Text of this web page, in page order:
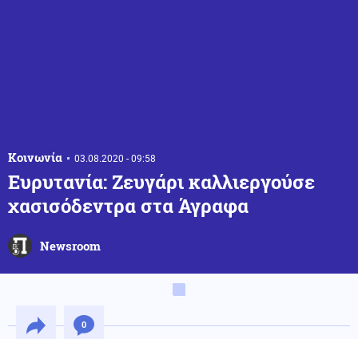
Κοινωνία 03.08.2020 - 09:58
Ευρυτανία: Ζευγάρι καλλιεργούσε
χασισόδεντρα στα Άγραφα
Newsroom
0